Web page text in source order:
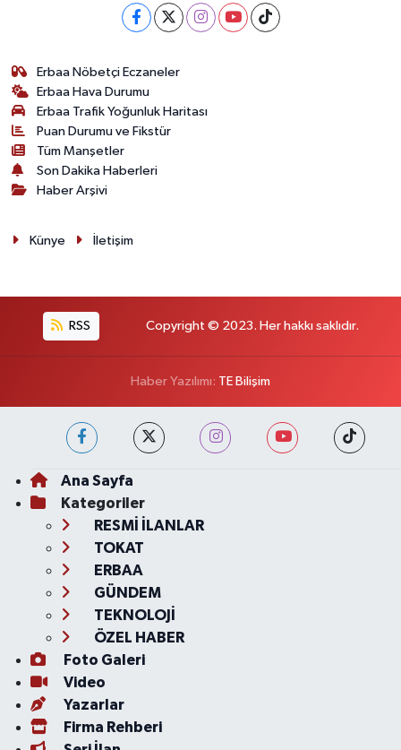
Erbaa Nöbetçi Eczaneler
Erbaa Hava Durumu
Erbaa Trafik Yoğunluk Haritası
Puan Durumu ve Fikstür
Tüm Manşetler
Son Dakika Haberleri
Haber Arşivi
Künye İletişim
RSS Copyright © 2023. Her hakkı saklıdır.
Haber Yazılımı: TE Bilişim
Ana Sayfa
Kategoriler
RESMİ İLANLAR
TOKAT
ERBAA
GÜNDEM
TEKNOLOJİ
ÖZEL HABER
Foto Galeri
Video
Yazarlar
Firma Rehberi